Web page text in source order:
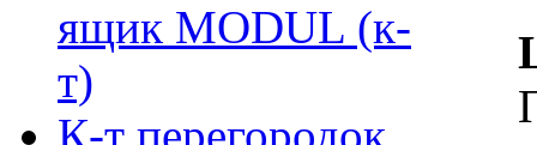
ящик MODUL (к-
т)